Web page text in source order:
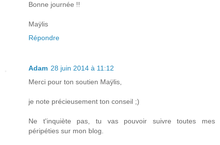
Bonne journée !!
Maÿlis
Répondre
Adam 28 juin 2014 à 11:12
Merci pour ton soutien Maÿlis,
je note précieusement ton conseil ;)
Ne t'inquiète pas, tu vas pouvoir suivre toutes mes
péripéties sur mon blog.